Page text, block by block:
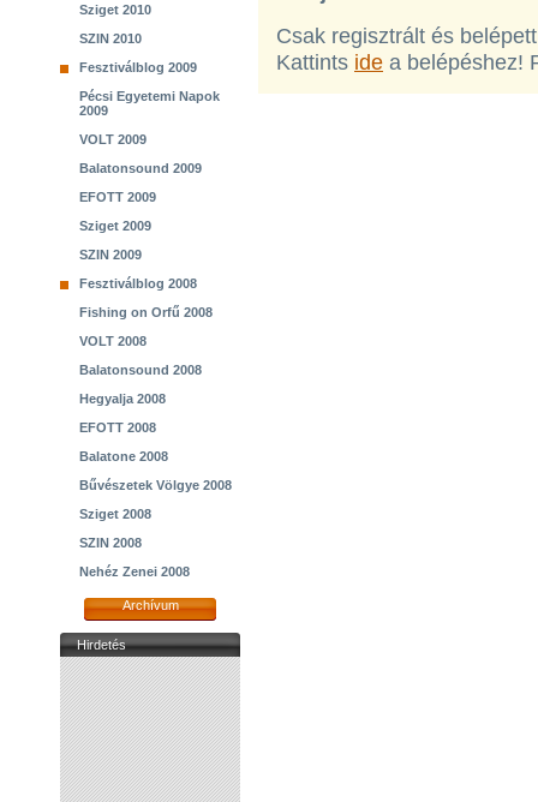
Sziget 2010
SZIN 2010
Fesztiválblog 2009
Pécsi Egyetemi Napok
2009
VOLT 2009
Balatonsound 2009
EFOTT 2009
Sziget 2009
SZIN 2009
Fesztiválblog 2008
Fishing on Orfű 2008
VOLT 2008
Balatonsound 2008
Hegyalja 2008
EFOTT 2008
Balatone 2008
Bűvészetek Völgye 2008
Sziget 2008
SZIN 2008
Nehéz Zenei 2008
Archívum
Hirdetés
Csak regisztrált és
Kattints ide a belépéshez!